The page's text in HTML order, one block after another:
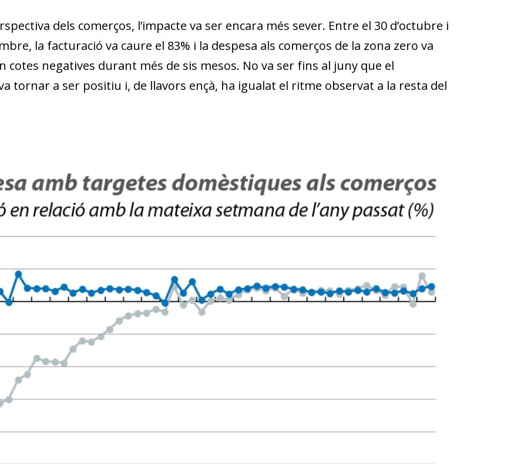
dels comerços, l’impacte va ser encara més sever. Entre el 30 d’octubre i
la facturació va caure el 83% i la despesa als comerços de la zona zero va
cotes negatives durant més de sis mesos. No va ser fins al juny que el
tornar a ser positiu i, de llavors ençà, ha igualat el ritme observat a la resta del